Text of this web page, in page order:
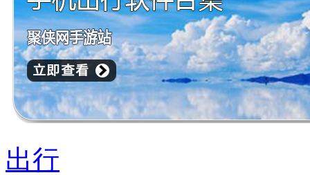
出行